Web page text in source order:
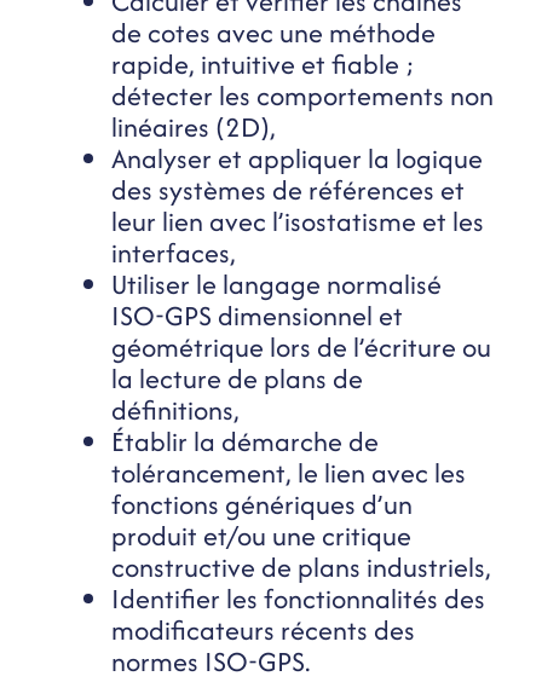
de cotes avec une méthode
rapide, intuitive et fiable ;
détecter les comportements non
linéaires (2D),
Analyser et appliquer la logique
des systèmes de références et
leur lien avec l’isostatisme et les
interfaces,
Utiliser le langage normalisé
ISO-GPS dimensionnel et
géométrique lors de l’écriture ou
la lecture de plans de
définitions,
Établir la démarche de
tolérancement, le lien avec les
fonctions génériques d’un
produit et/ou une critique
constructive de plans industriels,
Identifier les fonctionnalités des
modificateurs récents des
normes ISO-GPS.